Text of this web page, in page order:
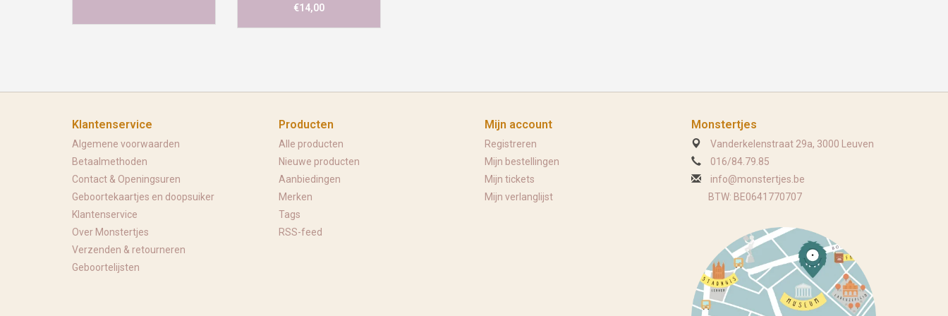
€14,00
Klantenservice
Algemene voorwaarden
Betaalmethoden
Contact & Openingsuren
Geboortekaartjes en doopsuiker
Klantenservice
Over Monstertjes
Verzenden & retourneren
Geboortelijsten
Producten
Alle producten
Nieuwe producten
Aanbiedingen
Merken
Tags
RSS-feed
Mijn account
Registreren
Mijn bestellingen
Mijn tickets
Mijn verlanglijst
Monstertjes
Vanderkelenstraat 29a, 3000 Leuven
016/84.79.85
info@monstertjes.be
BTW: BE0641770707